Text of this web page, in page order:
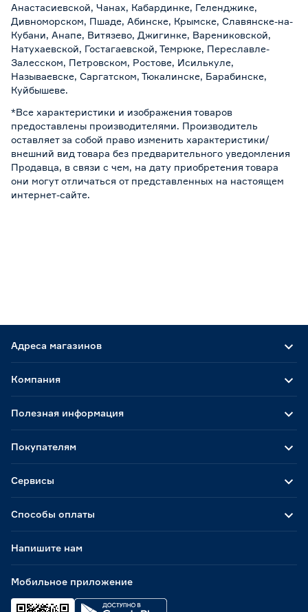
Анастасиевской, Чанах, Кабардинке, Геленджике,
Дивноморском, Пшаде, Абинске, Крымске, Славянске-на-
Кубани, Анапе, Витязево, Джигинке, Варениковской,
Натухаевской, Гостагаевской, Темрюке, Переславле-
Залесском, Петровском, Ростове, Исилькуле,
Называевске, Саргатском, Тюкалинске, Барабинске,
Куйбышеве.
*Все характеристики и изображения товаров
предоставлены производителями. Производитель
оставляет за собой право изменить характеристики/
внешний вид товара без предварительного уведомления
Продавца, в связи с чем, на дату приобретения товара
они могут отличаться от представленных на настоящем
интернет-сайте.
Адреса магазинов
Способы оплаты
Мобильное приложение
Компания
Полезная информация
Покупателям
Сервисы
Напишите нам